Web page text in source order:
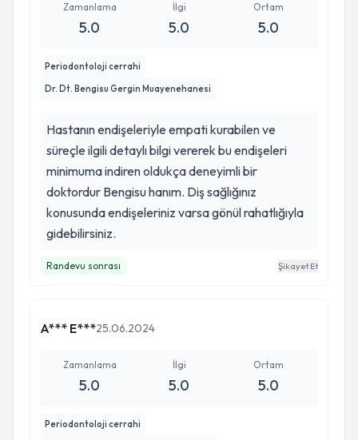
Zamanlama
5.0
İlgi
5.0
Ortam
5.0
Periodontoloji cerrahi
Dr. Dt. Bengisu Gergin Muayenehanesi
Hastanın endişeleriyle empati kurabilen ve
süreçle ilgili detaylı bilgi vererek bu endişeleri
minimuma indiren oldukça deneyimli bir
doktordur Bengisu hanım. Diş sağlığınız
konusunda endişeleriniz varsa gönül rahatlığıyla
gidebilirsiniz.
Randevu sonrası Şikayet Et
A*** E***25.06.2024
Zamanlama
5.0
İlgi
5.0
Ortam
5.0
Periodontoloji cerrahi